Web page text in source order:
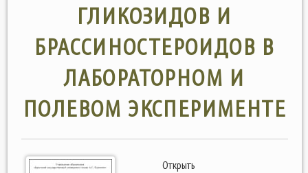
ГЛИКОЗИДОВ И
БРАССИНОСТЕРОИДОВ В
ЛАБОРАТОРНОМ И
ПОЛЕВОМ ЭКСПЕРИМЕНТЕ
Открыть